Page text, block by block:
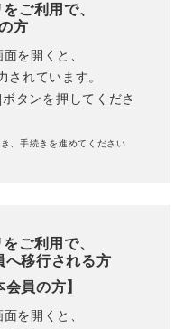
ご利用で、
方
を開くと、
されています。
ボタンを押してくださ
、手続きを進めてください
ご利用で、
へ移行される方
会員の方】
を開くと、